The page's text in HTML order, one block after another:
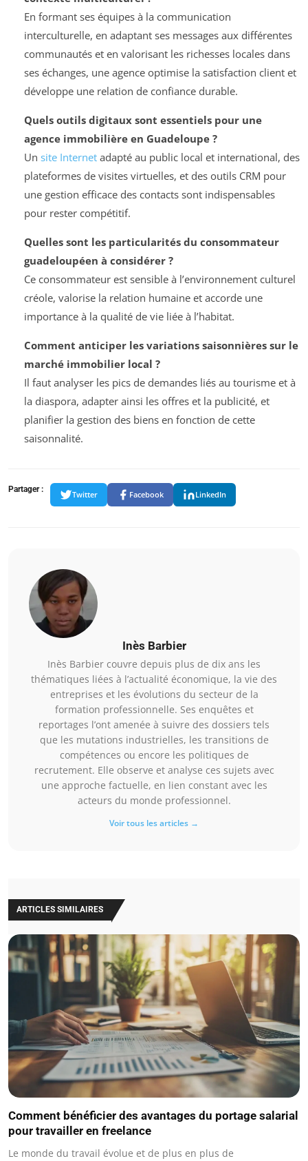
En formant ses équipes à la communication
interculturelle, en adaptant ses messages aux différentes
communautés et en valorisant les richesses locales dans
ses échanges, une agence optimise la satisfaction client et
développe une relation de confiance durable.
Quels outils digitaux sont essentiels pour une
agence immobilière en Guadeloupe ?
Un site Internetadapté au public local et international, des
plateformes de visites virtuelles, et des outils CRM pour
une gestion efficace des contacts sont indispensables
pour rester compétitif.
Quelles sont les particularités du consommateur
guadeloupéen à considérer ?
Ce consommateur est sensible à l’environnement culturel
créole, valorise la relation humaine et accorde une
importance à la qualité de vie liée à l’habitat.
Comment anticiper les variations saisonnières sur le
marché immobilier local ?
Il faut analyser les pics de demandes liés au tourisme et à
la diaspora, adapter ainsi les offres et la publicité, et
planifier la gestion des biens en fonction de cette
saisonnalité.
Partager :
Twitter Facebook LinkedIn
Inès Barbier
Inès Barbier couvre depuis plus de dix ans les
thématiques liées à l’actualité économique, la vie des
entreprises et les évolutions du secteur de la
formation professionnelle. Ses enquêtes et
reportages l’ont amenée à suivre des dossiers tels
que les mutations industrielles, les transitions de
compétences ou encore les politiques de
recrutement. Elle observe et analyse ces sujets avec
une approche factuelle, en lien constant avec les
acteurs du monde professionnel.
Voir tous les articles →
ARTICLES SIMILAIRES
Comment bénéficier des avantages du portage salarial
pour travailler en freelance
Le monde du travail évolue et de plus en plus de